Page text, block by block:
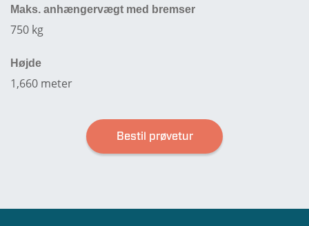
Maks. anhængervægt med bremser
750 kg
Højde
1,660 meter
Bestil prøvetur